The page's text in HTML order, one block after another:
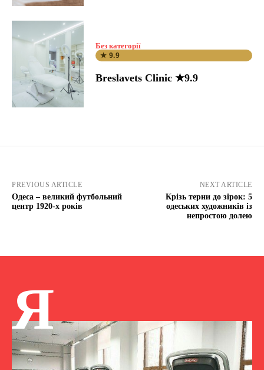
Без категорії
★ 9.9
Breslavets Clinic ★9.9
PREVIOUS ARTICLE
Одеса – великий футбольний
центр 1920-х років
NEXT ARTICLE
Крізь терни до зірок: 5
одеських художників із
непростою долею
Я